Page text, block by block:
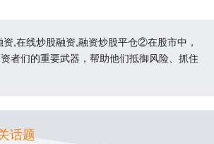
,在线炒股融资,融资炒股平仓②在股市中，
者们的重要武器，帮助他们抵御风险、抓住
话题